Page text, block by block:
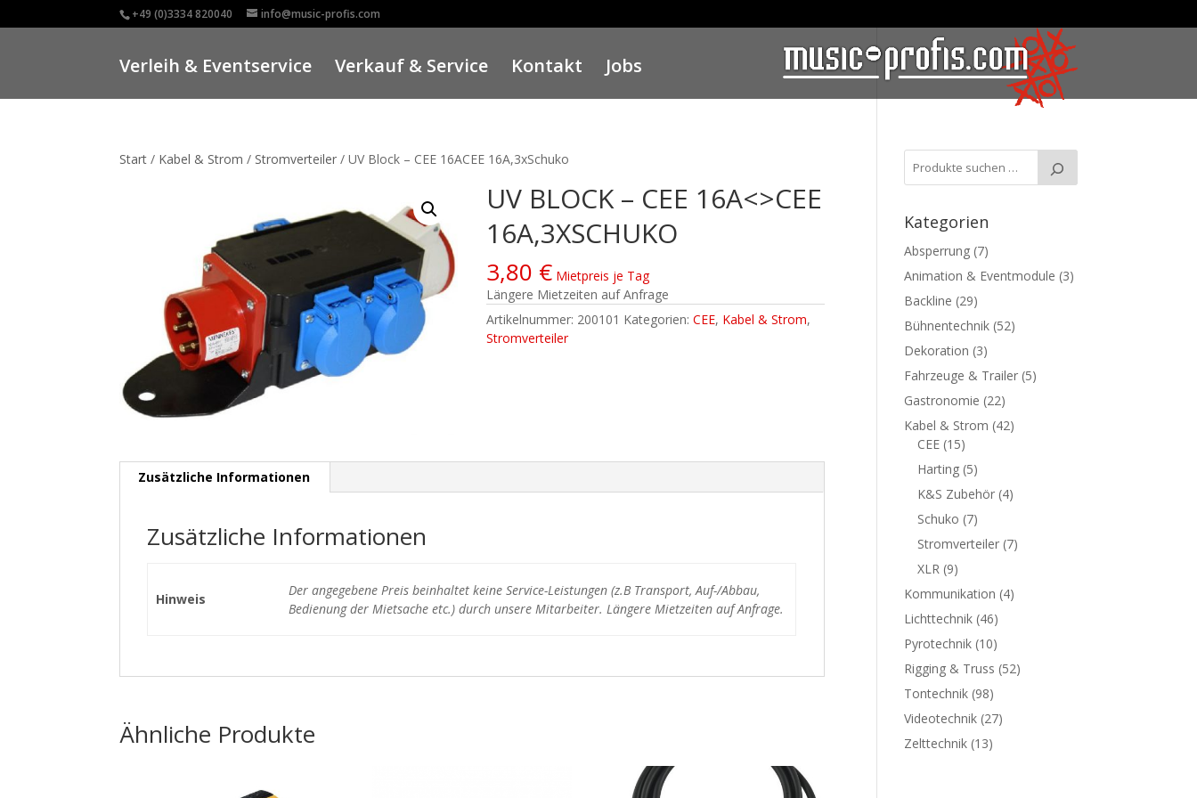
+49 (0)3334 820040 info@music-profis.com
Verleih & Eventservice Verkauf & Service Kontakt Jobs
Start / Kabel & Strom / Stromverteiler / UV Block – CEE 16ACEE 16A,3xSchuko
UV BLOCK – CEE 16A<>CEE
16A,3XSCHUKO
3,80 € Mietpreis je Tag
Längere Mietzeiten auf Anfrage
Artikelnummer: 200101 Kategorien:CEE, Kabel & Strom,
Stromverteiler
Zusätzliche Informationen
Zusätzliche Informationen
Hinweis
Der angegebene Preis beinhaltet keine Service-Leistungen (z.B Transport, Auf-/Abbau,
Bedienung der Mietsache etc.) durch unsere Mitarbeiter. Längere Mietzeiten auf Anfrage.
Ähnliche Produkte
Kategorien
Absperrung (7)
Animation & Eventmodule (3)
Backline (29)
Bühnentechnik (52)
Dekoration (3)
Fahrzeuge & Trailer (5)
Gastronomie (22)
Kabel & Strom (42)
CEE (15)
Harting (5)
K&S Zubehör (4)
Schuko (7)
Stromverteiler (7)
XLR (9)
Kommunikation (4)
Lichttechnik (46)
Pyrotechnik (10)
Rigging & Truss (52)
Tontechnik (98)
Videotechnik (27)
Zelttechnik (13)